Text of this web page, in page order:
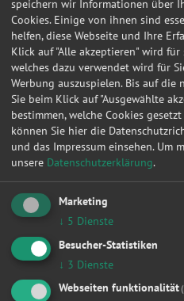
Kontakt
Autoreparatur Karsten Bräuer
Alte Hormersdorfer Str. 6
09468 Geyer
speichern wir Informationen über
Cookies. Einige von ihnen sind
helfen, diese Webseite und Ihre
Klick auf "Alle akzeptieren" wird
welches dazu verwendet wird für
Werbung auszuspielen. Bis auf die
Sie beim Klick auf "Ausgewählte
bestimmen, welche Cookies
können Sie hier die
und das Impressum einsehen. Um
unsere Datenschutzerklärung.
Marketing
↓ 5 Dienste
Besucher-Statistiken
↓ 3 Dienste
Webseiten funktionalität